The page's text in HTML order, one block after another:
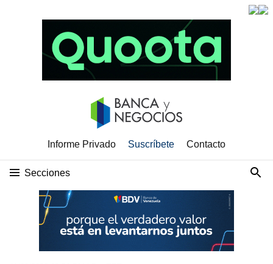
Informe Privado Suscríbete Contacto
Secciones